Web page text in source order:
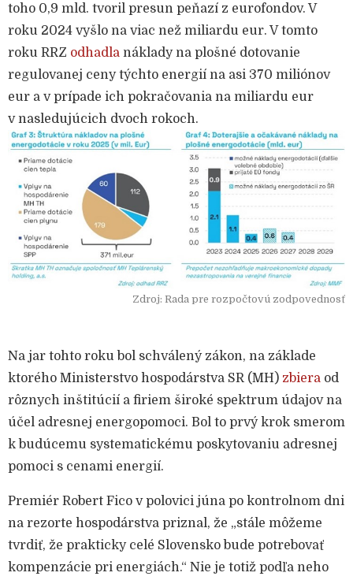
toho 0,9 mld. tvoril presun peňazí z eurofondov. V
roku 2024 vyšlo na viac než miliardu eur. V tomto
roku RRZ odhadla náklady na plošné dotovanie
regulovanej ceny týchto energií na asi 370 miliónov
eur a v prípade ich pokračovania na miliardu eur
v nasledujúcich dvoch rokoch.
Zdroj: Rada pre rozpočtovú zodpovednosť
Na jar tohto roku bol schválený zákon, na základe
ktorého Ministerstvo hospodárstva SR (MH) zbiera od
rôznych inštitúcií a firiem široké spektrum údajov na
účel adresnej energopomoci. Bol to prvý krok smerom
k budúcemu systematickému poskytovaniu adresnej
pomoci s cenami energií.
Premiér Robert Fico v polovici júna po kontrolnom dni
na rezorte hospodárstva priznal, že „stále môžeme
tvrdiť, že prakticky celé Slovensko bude potrebovať
kompenzácie pri energiách.“ Nie je totiž podľa neho